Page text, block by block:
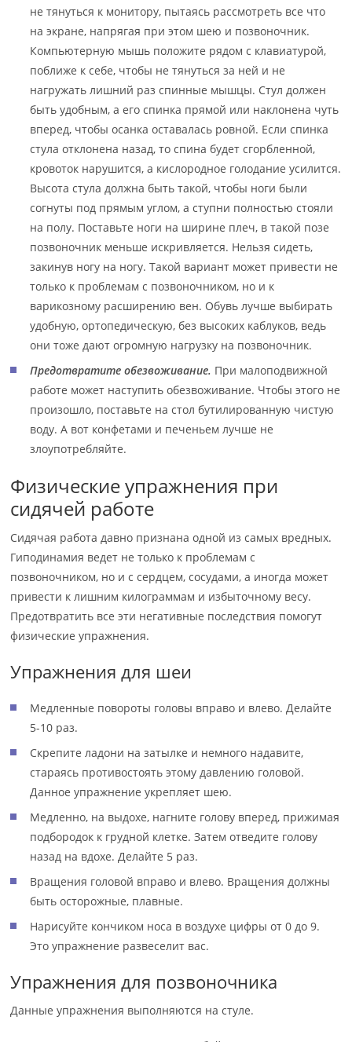
не тянуться к монитору, пытаясь рассмотреть все что
на экране, напрягая при этом шею и позвоночник.
Компьютерную мышь положите рядом с клавиатурой,
поближе к себе, чтобы не тянуться за ней и не
нагружать лишний раз спинные мышцы. Стул должен
быть удобным, а его спинка прямой или наклонена чуть
вперед, чтобы осанка оставалась ровной. Если спинка
стула отклонена назад, то спина будет сгорбленной,
кровоток нарушится, а кислородное голодание усилится.
Высота стула должна быть такой, чтобы ноги были
согнуты под прямым углом, а ступни полностью стояли
на полу. Поставьте ноги на ширине плеч, в такой позе
позвоночник меньше искривляется. Нельзя сидеть,
закинув ногу на ногу. Такой вариант может привести не
только к проблемам с позвоночником, но и к
варикозному расширению вен. Обувь лучше выбирать
удобную, ортопедическую, без высоких каблуков, ведь
они тоже дают огромную нагрузку на позвоночник.
Предотвратите обезвоживание. При малоподвижной
работе может наступить обезвоживание. Чтобы этого не
произошло, поставьте на стол бутилированную чистую
воду. А вот конфетами и печеньем лучше не
злоупотребляйте.
Физические упражнения при
сидячей работе
Сидячая работа давно признана одной из самых вредных.
Гиподинамия ведет не только к проблемам с
позвоночником, но и с сердцем, сосудами, а иногда может
привести к лишним килограммам и избыточному весу.
Предотвратить все эти негативные последствия помогут
физические упражнения.
Упражнения для шеи
Медленные повороты головы вправо и влево. Делайте
5-10 раз.
Скрепите ладони на затылке и немного надавите,
стараясь противостоять этому давлению головой.
Данное упражнение укрепляет шею.
Медленно, на выдохе, нагните голову вперед, прижимая
подбородок к грудной клетке. Затем отведите голову
назад на вдохе. Делайте 5 раз.
Вращения головой вправо и влево. Вращения должны
быть осторожные, плавные.
Нарисуйте кончиком носа в воздухе цифры от 0 до 9.
Это упражнение развеселит вас.
Упражнения для позвоночника
Данные упражнения выполняются на стуле.